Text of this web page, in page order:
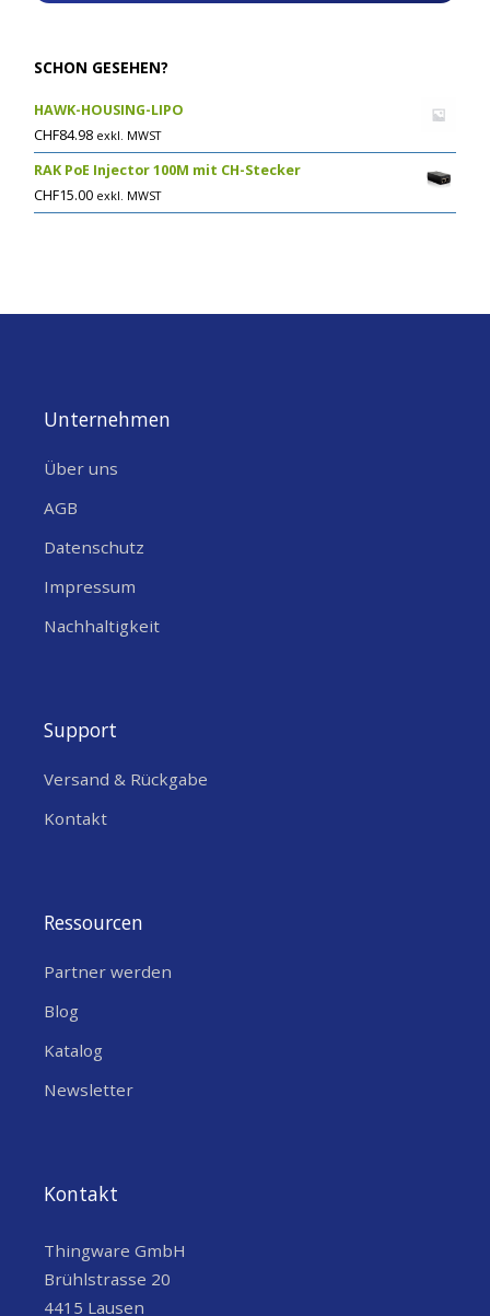
SCHON GESEHEN?
HAWK-HOUSING-LIPO
CHF84.98 exkl. MWST
RAK PoE Injector 100M mit CH-Stecker
CHF15.00 exkl. MWST
Unternehmen
Über uns
AGB
Datenschutz
Impressum
Nachhaltigkeit
Support
Versand & Rückgabe
Kontakt
Ressourcen
Partner werden
Blog
Katalog
Newsletter
Kontakt
Thingware GmbH
Brühlstrasse 20
4415 Lausen